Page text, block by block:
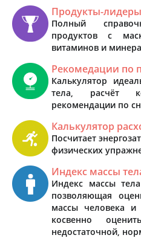
Продукты-лидеры
Полный
продуктов с
витаминов и
Рекомедации по
Калькулятор
тела, расчёт
рекомендации по
Калькулятор
Посчитает
физических
Индекс массы
Индекс массы
позволяющая
массы человека
косвенно
недостаточной,